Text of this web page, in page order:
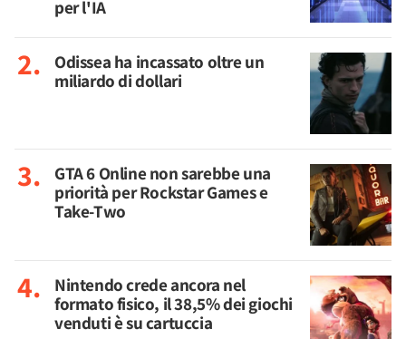
per l'IA
Odissea ha incassato oltre un
miliardo di dollari
GTA 6 Online non sarebbe una
priorità per Rockstar Games e
Take-Two
Nintendo crede ancora nel
formato fisico, il 38,5% dei giochi
venduti è su cartuccia